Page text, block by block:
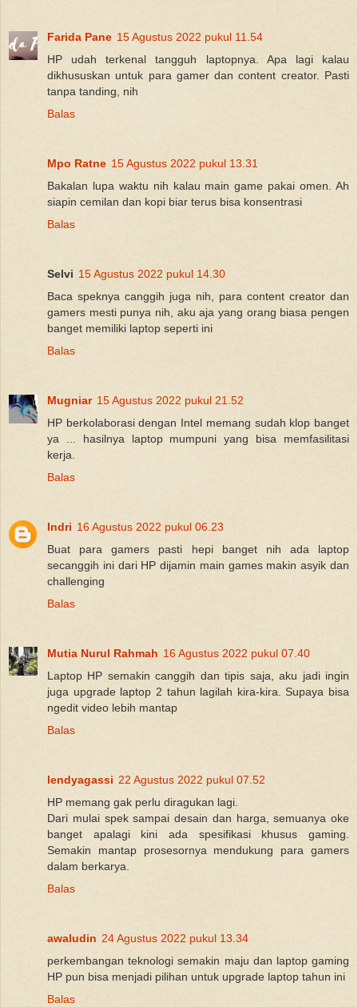
Farida Pane 15 Agustus 2022 pukul 11.54
HP udah terkenal tangguh laptopnya. Apa lagi kalau
dikhususkan untuk para gamer dan content creator. Pasti
tanpa tanding, nih
Balas
Mpo Ratne 15 Agustus 2022 pukul 13.31
Bakalan lupa waktu nih kalau main game pakai omen. Ah
siapin cemilan dan kopi biar terus bisa konsentrasi
Balas
Selvi 15 Agustus 2022 pukul 14.30
Baca speknya canggih juga nih, para content creator dan
gamers mesti punya nih, aku aja yang orang biasa pengen
banget memiliki laptop seperti ini
Balas
Mugniar 15 Agustus 2022 pukul 21.52
HP berkolaborasi dengan Intel memang sudah klop banget
ya ... hasilnya laptop mumpuni yang bisa memfasilitasi
kerja.
Balas
Indri 16 Agustus 2022 pukul 06.23
Buat para gamers pasti hepi banget nih ada laptop
secanggih ini dari HP dijamin main games makin asyik dan
challenging
Balas
Mutia Nurul Rahmah 16 Agustus 2022 pukul 07.40
Laptop HP semakin canggih dan tipis saja, aku jadi ingin
juga upgrade laptop 2 tahun lagilah kira-kira. Supaya bisa
ngedit video lebih mantap
Balas
lendyagassi 22 Agustus 2022 pukul 07.52
HP memang gak perlu diragukan lagi.
Dari mulai spek sampai desain dan harga, semuanya oke
banget apalagi kini ada spesifikasi khusus gaming.
Semakin mantap prosesornya mendukung para gamers
dalam berkarya.
Balas
awaludin 24 Agustus 2022 pukul 13.34
perkembangan teknologi semakin maju dan laptop gaming
HP pun bisa menjadi pilihan untuk upgrade laptop tahun ini
Balas